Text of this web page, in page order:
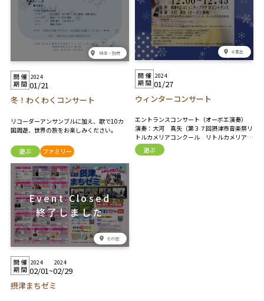
味生・別府
2024
01/21
冬！わくわくコンサート
リコーダーアンサンブルに加え、歌で10カ
国周遊、世界の旅をお楽しみください。
遊ぶ ファミリー
千里丘
2024
01/27
ウィンターコンサート
エントランスコンサート（オーボエ演奏）
演奏：大河 真矢（第３７回摂津市音楽祭リ
トルカメリアコンクール リトルカメリア賞
受賞者） プログラム ・ガブリエルのオーボ
エ／E .モリコーネ ・リベルタンゴ／A .ピア
遊ぶ
その他
2024
02/01~
2024
02/29
摂津まちゼミ